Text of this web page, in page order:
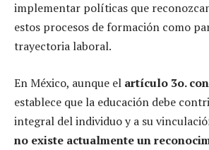
implementar políticas que
estos procesos de formación como
trayectoria laboral.
En México, aunque el artículo 3o.
establece que la educación debe
integral del individuo y a su
no existe actualmente un